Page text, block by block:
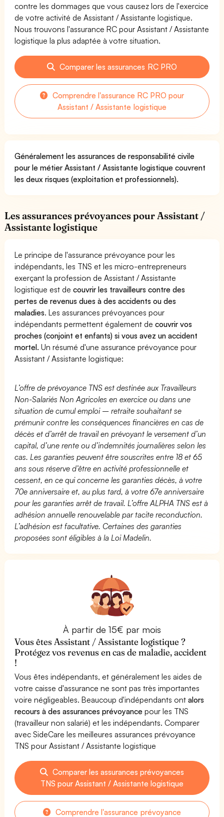
contre les dommages que vous causez lors de l'exercice
de votre activité de Assistant / Assistante logistique.
Nous trouvons l'assurance RC pour Assistant / Assistante
logistique la plus adaptée à votre situation.
Comparer les assurances RC PRO
Comprendre l'assurance RC PRO pour
Assistant / Assistante logistique
Généralement les assurances de responsabilité civile
pour le métier Assistant / Assistante logistique couvrent
les deux risques (exploitation et professionnels).
Les assurances prévoyances pour Assistant /
Assistante logistique
Le principe de l'assurance prévoyance pour les
indépendants, les TNS et les micro-entrepreneurs
exerçant la profession de Assistant / Assistante
logistique est decouvrir les travailleurs contre des
pertes de revenus dues à des accidents ou des
maladies. Les assurances prévoyances pour
indépendants permettent également decouvrir vos
proches (conjoint et enfants) si vous avez un accident
mortel. Un résumé d'une assurance prévoyance pour
Assistant / Assistante logistique:
L’offre de prévoyance TNS est destinée aux Travailleurs
Non-Salariés Non Agricoles en exercice ou dans une
situation de cumul emploi – retraite souhaitant se
prémunir contre les conséquences financières en cas de
décès et d’arrêt de travail en prévoyant le versement d’un
capital, d’une rente ou d’indemnités journalières selon les
cas. Les garanties peuvent être souscrites entre 18 et 65
ans sous réserve d’être en activité professionnelle et
cessent, en ce qui concerne les garanties décès, à votre
70e anniversaire et, au plus tard, à votre 67e anniversaire
pour les garanties arrêt de travail. L’offre ALPHA TNS est à
adhésion annuelle renouvelable par tacite reconduction.
L’adhésion est facultative. Certaines des garanties
proposées sont éligibles à la Loi Madelin.
À partir de 15€ par mois
Vous êtes Assistant / Assistante logistique ?
Protégez vos revenus en cas de maladie, accident
!
Vous êtes indépendants, et généralement les aides de
votre caisse d'assurance ne sont pas très importantes
voire négligeables. Beaucoup d'indépendants ontalors
recours à des assurances prévoyance pour les TNS
(travailleur non salarié) et les indépendants. Comparer
avec SideCare les meilleures assurances prévoyance
TNS pour Assistant / Assistante logistique
Comparer les assurances prévoyances
TNS pour Assistant / Assistante logistique
Comprendre l'assurance prévoyance